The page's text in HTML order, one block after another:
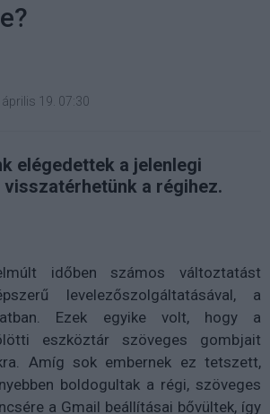
19. 07:30
elégedettek a jelenlegi
a régihez.
időben számos változtatást
levelezőszolgáltatásával, a
Ezek egyike volt, hogy a
eszköztár szöveges gombjait
Amíg sok embernek ez tetszett,
boldogultak a régi, szöveges
a Gmail beállításai bővültek, így